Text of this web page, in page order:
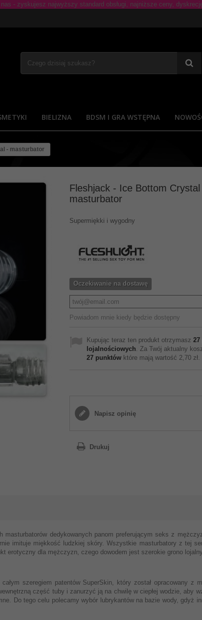
BIELIZNA BDSM I GRA WSTĘPNA
- masturbator
Fleshjack - Ice Bottom Crystal
masturbator
Supermiękki i wygodny
Oczekiwanie na dostawę
Powiadom mnie kiedy będzie dostępny
Kupując teraz ten produkt otrzymasz 27
lojalnościowych. Za Twój aktualny
27 punktów które mają wartość 2,70 zł.
Napisz opinię
Drukuj
dedykowanych panom preferującym seks z
imituje miękkość ludzkiej skóry. Wszystkie masturbatory z tej
erotyczny dla mężczyzn, czego dowodem jest szerokie grono
szeregiem patentów SuperSkin, który został opracowany z
część tuby i zanurzyć ją na chwilę w ciepłej wodzie, aby
Do tego celu polecamy wybór lubrykantów na bazie wody, gdyż